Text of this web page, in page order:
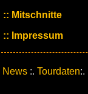
Mitschnitte
Impressum
News :. Tourdaten:.